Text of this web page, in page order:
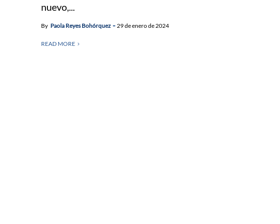
nuevo,...
By Paola Reyes Bohórquez 29 de enero de 2024
READ MORE